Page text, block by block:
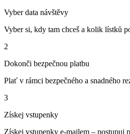
Vyber data návštěvy
Vyber si, kdy tam chceš a kolik lístků
2
Dokonči bezpečnou platbu
Plať v rámci bezpečného a snadného
3
Získej vstupenky
Získej vstupenky e-mailem – postupuj